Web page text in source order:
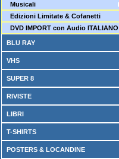
Musicali
Edizioni Limitate & Cofanetti
DVD IMPORT con Audio ITALIANO
BLU RAY
VHS
SUPER 8
RIVISTE
LIBRI
T-SHIRTS
POSTERS & LOCANDINE